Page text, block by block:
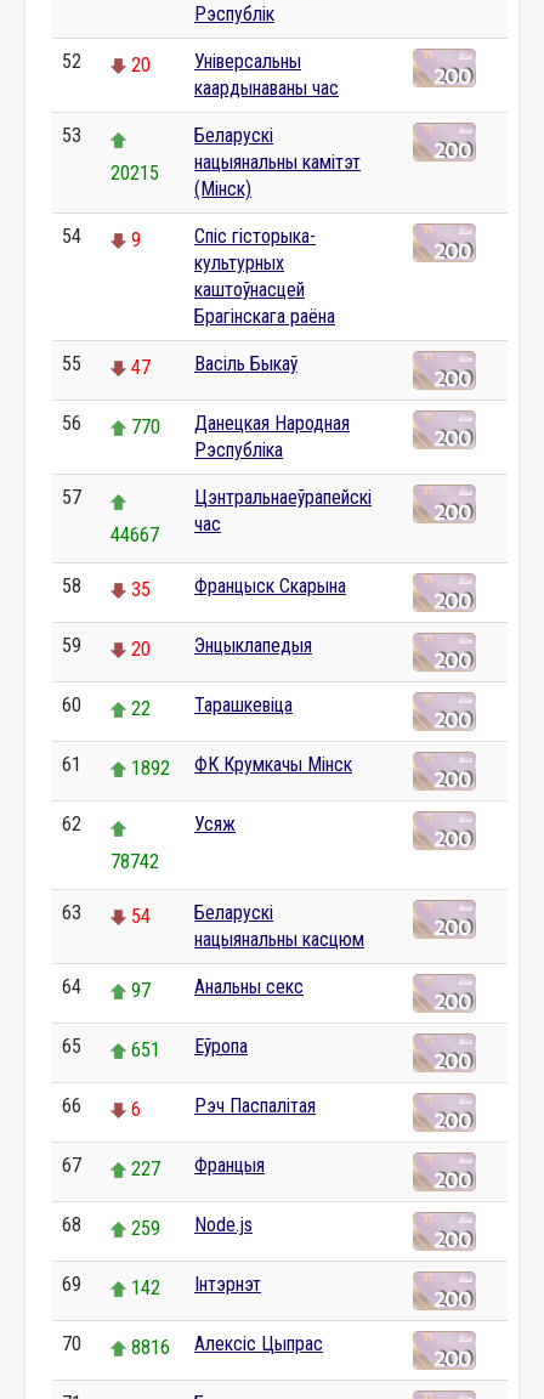
Рэспублік
52 20
Універсальны
каардынаваны час
53
20215
Беларускі
нацыянальны камітэт
(Мінск)
54 9
Спіс гісторыка-
культурных
каштоўнасцей
Брагінскага раёна
55 47 Васіль Быкаў
56 770
Данецкая Народная
Рэспубліка
57
44667
Цэнтральнаеўрапейскі
час
58 35 Францыск Скарына
59 20 Энцыклапедыя
60 22 Тарашкевіца
61 1892 ФК Крумкачы Мінск
62
78742
Усяж
63 54
Беларускі
нацыянальны касцюм
64 97 Анальны секс
65 651 Еўропа
66 6 Рэч Паспалітая
67 227 Францыя
68 259 Node.js
69 142 Інтэрнэт
70 8816 Алексіс Цыпрас